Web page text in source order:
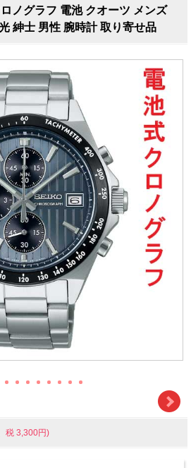
ノグラフ 電池 クオーツ メンズ
紳士 男性 腕時計 取り寄せ品
税 3,300円)